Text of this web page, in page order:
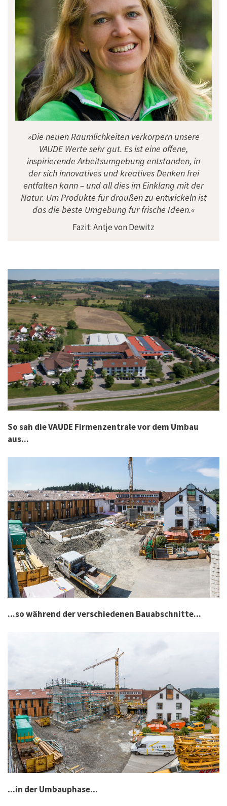
»Die neuen Räumlichkeiten verkörpern unsere
VAUDE Werte sehr gut. Es ist eine offene,
inspirierende Arbeitsumgebung entstanden, in
der sich innovatives und kreatives Denken frei
entfalten kann – und all dies im Einklang mit der
Natur. Um Produkte für draußen zu entwickeln ist
das die beste Umgebung für frische Ideen.«
Fazit: Antje von Dewitz
So sah die VAUDE Firmenzentrale vor dem Umbau
aus...
...so während der verschiedenen Bauabschnitte...
...in der Umbauphase...